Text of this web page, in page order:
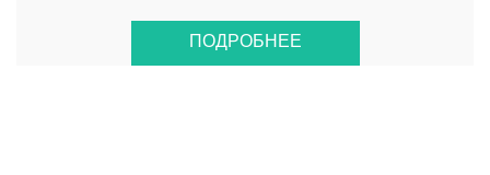
ПОДРОБНЕЕ